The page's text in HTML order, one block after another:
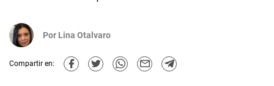
Por Lina Otalvaro
Compartir en: